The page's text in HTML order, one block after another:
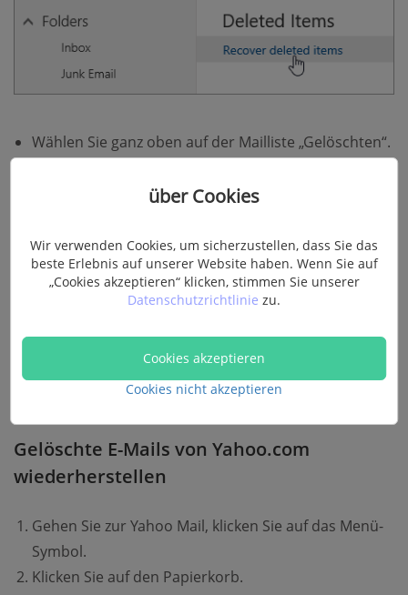
Wählen Sie ganz oben auf der Mailliste „Gelöschten“.
wiederherstellen möchten und klicken Sie auf
Gelöschte E-Mails von Yahoo.com
wiederherstellen
Gehen Sie zur Yahoo Mail, klicken Sie auf das Menü-
Symbol.
Klicken Sie auf den Papierkorb.
über Cookies
Wir verwenden Cookies, um sicherzustellen, dass Sie das
beste Erlebnis auf unserer Website haben. Wenn Sie auf
„Cookies akzeptieren“ klicken, stimmen Sie unserer
Datenschutzrichtlinie zu.
Cookies akzeptieren
Cookies nicht akzeptieren